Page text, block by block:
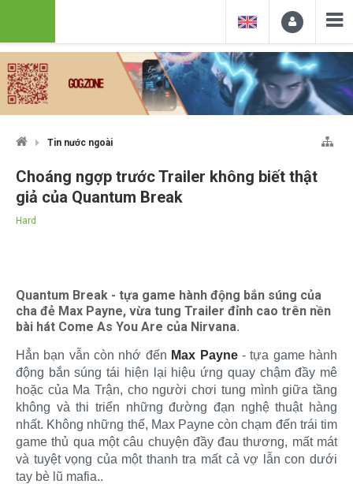
Tin nước ngoài
Choáng ngợp trước Trailer không biết thật
giả của Quantum Break
Hard
Quantum Break - tựa game hành động bắn súng của
cha đẻ Max Payne, vừa tung Trailer đỉnh cao trên nền
bài hát Come As You Are của Nirvana.
Hẳn bạn vẫn còn nhớ đến Max Payne- tựa game hành
động bắn súng tái hiện lại hiệu ứng quay chậm đầy mê
hoặc của Ma Trận, cho người chơi tung mình giữa tầng
không và thi triển những đường đạn nghệ thuật hàng
nhất. Không những thế, Max Payne còn chạm đến trái tim
game thủ qua một câu chuyện đầy đau thương, mất mát
và tuyệt vọng của một thanh tra mất cả vợ lẫn con dưới
tay bè lũ mafia..